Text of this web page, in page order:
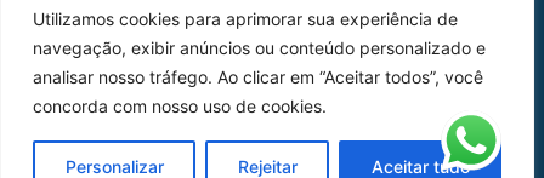
Utilizamos cookies para aprimorar sua experiência de
navegação, exibir anúncios ou conteúdo personalizado e
analisar nosso tráfego. Ao clicar em “Aceitar todos”, você
concorda com nosso uso de cookies.
Personalizar Rejeitar Aceitar tudo
Peças
Catálogo de Aplicações
Oficina de Mangueiras